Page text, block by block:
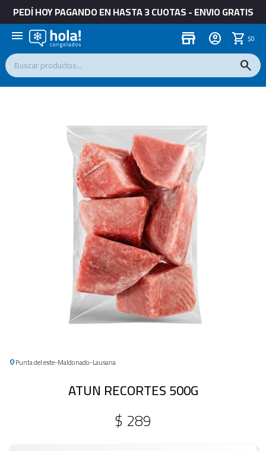
PEDÍ HOY PAGANDO EN HASTA 3 CUOTAS - ENVIO GRATIS
menu store $0
Punta del este Maldonado Lausana
ATUN RECORTES 500G
$ 289